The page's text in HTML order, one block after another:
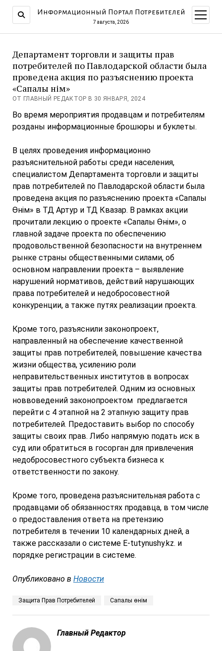
Информационный Портал Потребителей
7 августа, 2026
меню
Департамент торговли и защиты прав
потребителей по Павлодарской области была
проведена акция по разъяснению проекта
«Сапалы Өнім»
ОТ ГЛАВНЫЙ РЕДАКТОР В 30 ЯНВАРЯ, 2024
Во время мероприятия продавцам и потребителям
розданы информационные брошюры и буклеты.
В целях проведения информационно
разъяснительной работы среди населения,
специалистом Департамента торговли и защиты
прав потребителей по Павлодарской области была
проведена акция по разъяснению проекта «Сапалы
Өнім» в ТД Артур и ТД Квазар. В рамках акции
прочитали лекцию о проекте «Сапалы Өнім», о
главной задаче проекта по обеспечению
продовольственной безопасности на внутреннем
рынке страны общественными силами, об
основном направлении проекта – выявление
нарушений нормативов, действий нарушающих
права потребителей и недобросовестной
конкуренции, а также путях реализации проекта.
Кроме того, разъяснили законопроект,
направленный на обеспечение качественной
защиты прав потребителей, повышение качества
жизни общества, усилению роли
неправительственных институтов в вопросах
защиты прав потребителей. Одним из основных
новвоведений законопроектом предлагается
перейти с 4 этапной на 2 этапную защиту прав
потребителей. Предоставить выбор по способу
защиты своих прав. Либо напрямую подать иск в
суд или обратиться в госорган для привлечения
недобросовестного субъекта бизнеса к
ответственности по закону.
Кроме того, проведена разъяснительная работа с
продавцами об обязанностях продавца, в том числе
о предоставления ответа на претензию
потребителя в течении 10 календарных дней, а
также рассказали о системе E-tutynushy.kz. и
порядке регистрации в системе.
Опубликовано в Новости
Защита Прав Потребителей Сапалы өнім
Главный Редактор